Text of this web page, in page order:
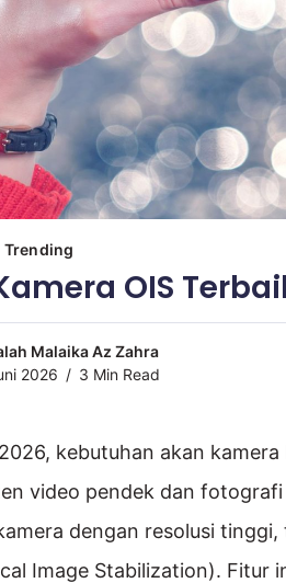
Trending
OIS
Malaika Az Zahra
2026
3 Min Read
kebutuhan akan
video pendek dan
dengan resolusi
Image Stabilization). Fitur